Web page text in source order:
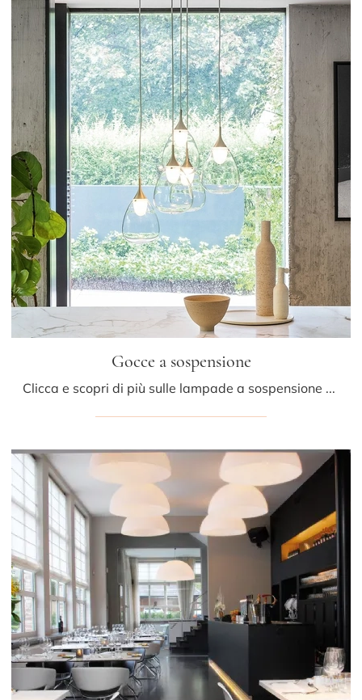
Gocce a sospensione
Clicca e scopri di più sulle lampade a sospensione di Bonaldo: il modello Gocce a sospensione in vetro ti aspetta!